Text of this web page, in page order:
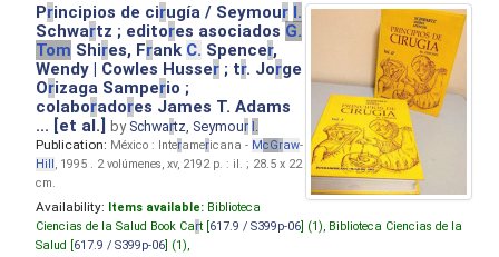
Principios de cirugía / Seymour I.
Schwartz ; editores asociados G.
Tom Shires, Frank C. Spencer,
Wendy | Cowles Husser ; tr. Jorge
Orizaga Samperio ;
colaboradores James T. Adams
... [et al.]by Schwartz, Seymour I.
Publication: México : Interamericana - McGraw-
Hill, 1995 . 2 volúmenes, xv, 2192 p. : il. ; 28.5 x 22
cm.
Availability: Items available: Biblioteca
Ciencias de la Salud Book Cart [ 617.9 / S399p-06 ] (1), Biblioteca Ciencias de la
Salud [ 617.9 / S399p-06 ] (1),